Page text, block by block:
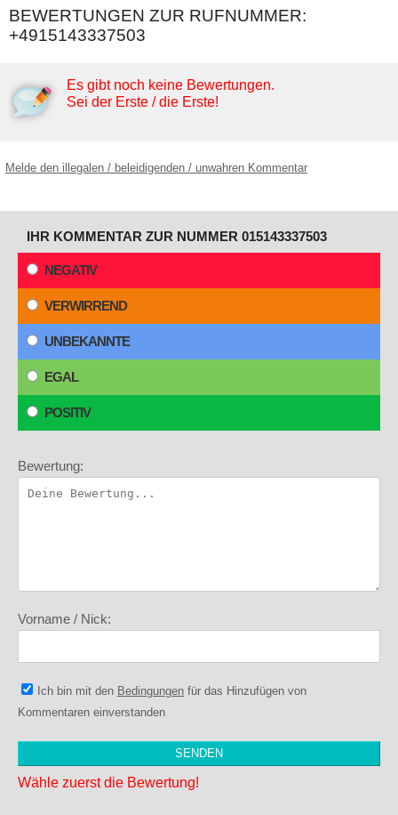
BEWERTUNGEN ZUR RUFNUMMER:
+4915143337503
Es gibt noch keine Bewertungen.
Sei der Erste / die Erste!
Melde den illegalen / beleidigenden / unwahren Kommentar
IHR KOMMENTAR ZUR NUMMER 015143337503
NEGATIV
VERWIRREND
UNBEKANNTE
EGAL
POSITIV
Bewertung:
Vorname / Nick:
Ich bin mit den Bedingungen für das Hinzufügen von
Kommentaren einverstanden
Wähle zuerst die Bewertung!